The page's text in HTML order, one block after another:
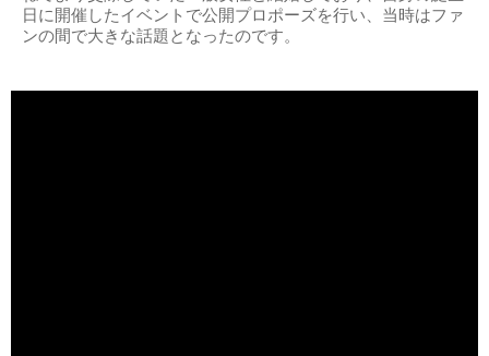
日に開催したイベントで公開プロポーズを行い、当時はファ
ンの間で大きな話題となったのです。